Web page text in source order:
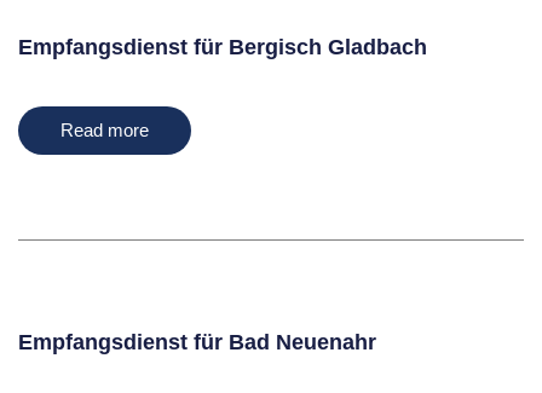
Empfangsdienst für Bergisch Gladbach
Read more
Empfangsdienst für Bad Neuenahr